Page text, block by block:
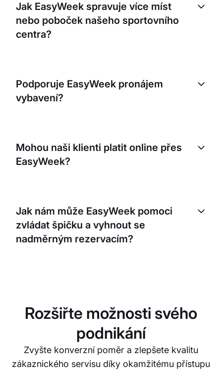
Jak EasyWeek spravuje více míst
nebo poboček našeho sportovního
centra?
jednotlivými místy, spravovat rozvrhy a kontrolovat
dostupnost v reálném čase.
Podporuje EasyWeek pronájem
vybavení?
centra, která nabízejí pronájem vybavení. Snadno
můžete spravovat dostupnost svého vybavení a
Mohou naši klienti platit online přes
EasyWeek?
mohou při rezervaci provádět bezpečné online
platby.
Jak nám může EasyWeek pomoci
zvládat špičku a vyhnout se
nadměrným rezervacím?
efektivně řídit vytížené časy.
Rozšiřte možnosti svého
podnikání
Zvyšte konverzní poměr a zlepšete kvalitu
zákaznického servisu díky okamžitému přístupu